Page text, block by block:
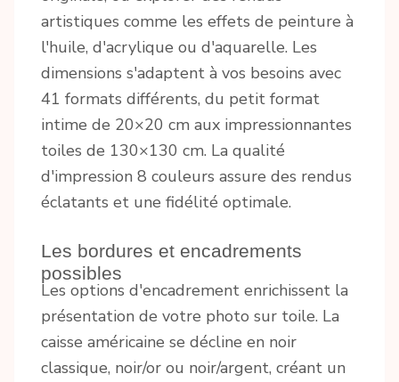
artistiques comme les effets de peinture à
l'huile, d'acrylique ou d'aquarelle. Les
dimensions s'adaptent à vos besoins avec
41 formats différents, du petit format
intime de 20×20 cm aux impressionnantes
toiles de 130×130 cm. La qualité
d'impression 8 couleurs assure des rendus
éclatants et une fidélité optimale.
Les bordures et encadrements
possibles
Les options d'encadrement enrichissent la
présentation de votre photo sur toile. La
caisse américaine se décline en noir
classique, noir/or ou noir/argent, créant un